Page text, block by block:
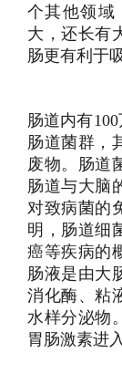
个其他领域
大，还长有
肠更有利于
肠道内有
肠道菌群，
废物。肠道
肠道与大脑
对致病菌的
明，肠道细
癌等疾病的
肠液是由大
消化酶、粘
水样分泌物
胃肠激素进